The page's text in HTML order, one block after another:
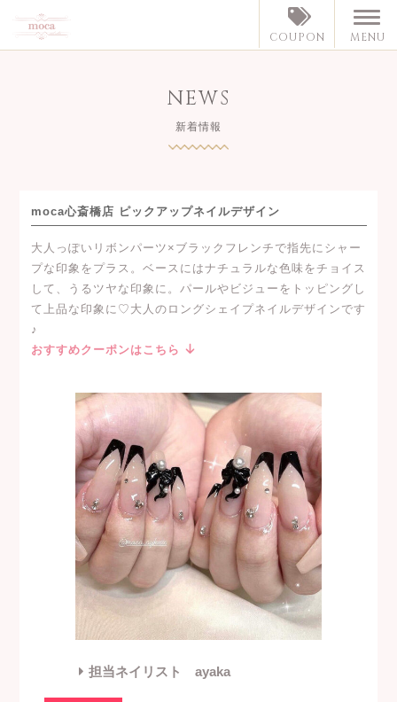
COUPON MENU
NEWS
新着情報
moca心斎橋店 ピックアップネイルデザイン
大人っぽいリボンパーツ×ブラックフレンチで指先にシャー
プな印象をプラス。ベースにはナチュラルな色味をチョイス
して、うるツヤな印象に。パールやビジューをトッピングし
て上品な印象に♡大人のロングシェイプネイルデザインです
♪
おすすめクーポンはこちら
担当ネイリスト ayaka